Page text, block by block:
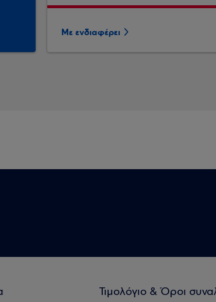
Με ενδιαφέρει
Τιμολόγιο & Όροι